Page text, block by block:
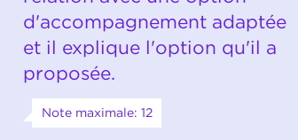
d'accompagnement adaptée
et il explique l'option qu'il a
proposée.
Note maximale: 12